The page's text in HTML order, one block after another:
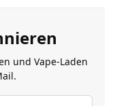
und Vape-Laden